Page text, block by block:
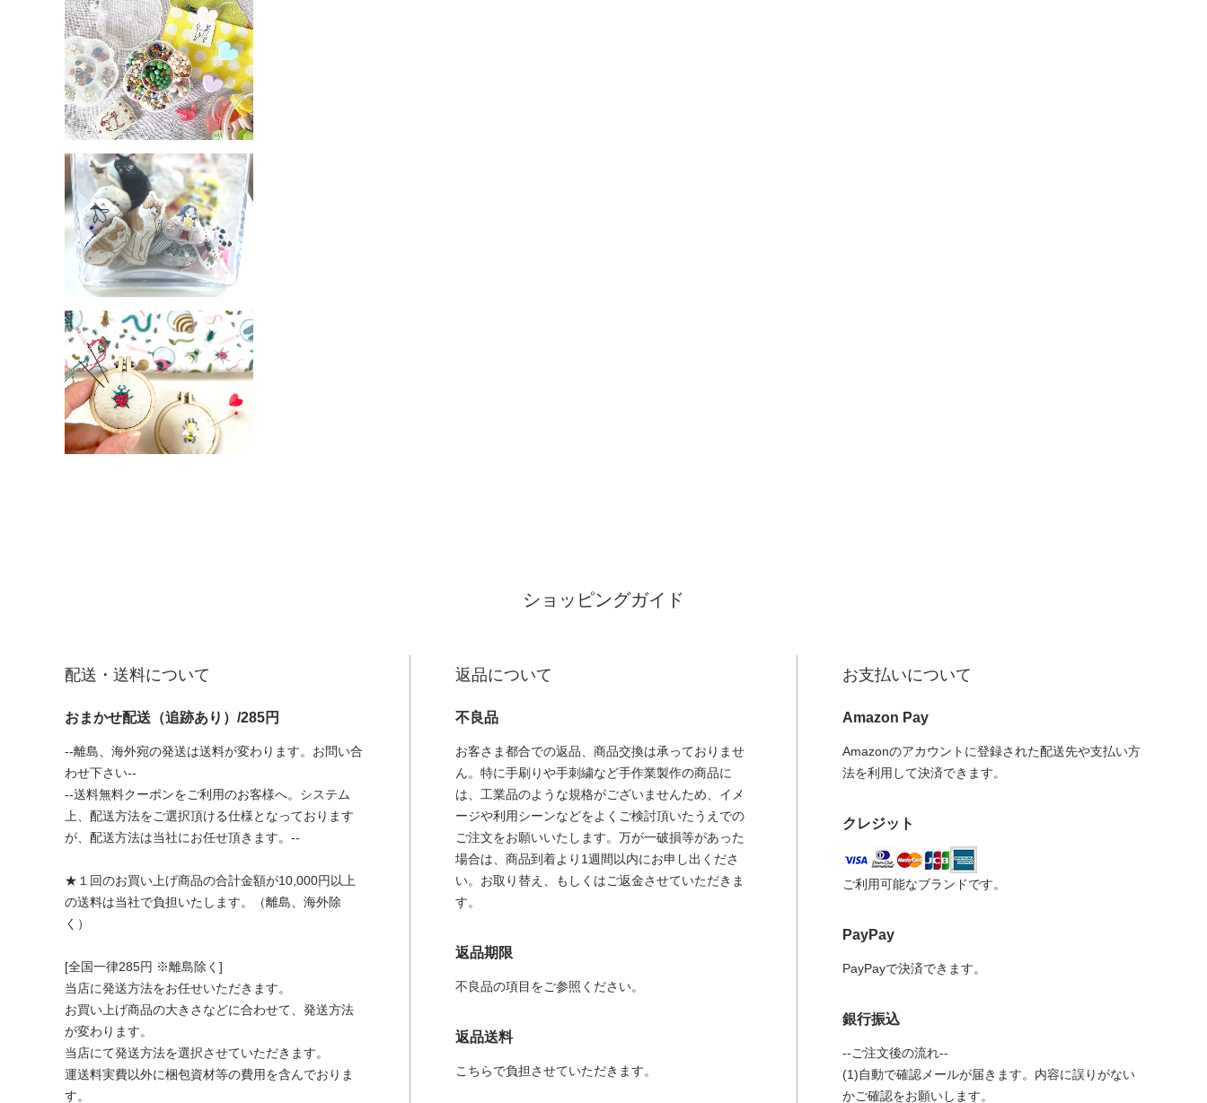
ショッピングガイド
配送・送料について
おまかせ配送（追跡あり）/285円
--離島、海外宛の発送は送料が変わります。お問い合
わせ下さい--
--送料無料クーポンをご利用のお客様へ。システム
上、配送方法をご選択頂ける仕様となっております
が、配送方法は当社にお任せ頂きます。--
★１回のお買い上げ商品の合計金額が10,000円以上
の送料は当社で負担いたします。（離島、海外除
く）
[全国一律285円 ※離島除く]
当店に発送方法をお任せいただきます。
お買い上げ商品の大きさなどに合わせて、発送方法
が変わります。
当店にて発送方法を選択させていただきます。
運送料実費以外に梱包資材等の費用を含んでおりま
す。
返品について
不良品
お客さま都合での返品、商品交換は承っておりませ
ん。特に手刷りや手刺繍など手作業製作の商品に
は、工業品のような規格がございませんため、イメ
ージや利用シーンなどをよくご検討頂いたうえでの
ご注文をお願いいたします。万が一破損等があった
場合は、商品到着より1週間以内にお申し出くださ
い。お取り替え、もしくはご返金させていただきま
す。
返品期限
不良品の項目をご参照ください。
返品送料
こちらで負担させていただきます。
お支払いについて
Amazon Pay
Amazonのアカウントに登録された配送先や支払い方
法を利用して決済できます。
クレジット
ご利用可能なブランドです。
PayPay
PayPayで決済できます。
銀行振込
--ご注文後の流れ--
(1)自動で確認メールが届きます。内容に誤りがない
かご確認をお願いします。